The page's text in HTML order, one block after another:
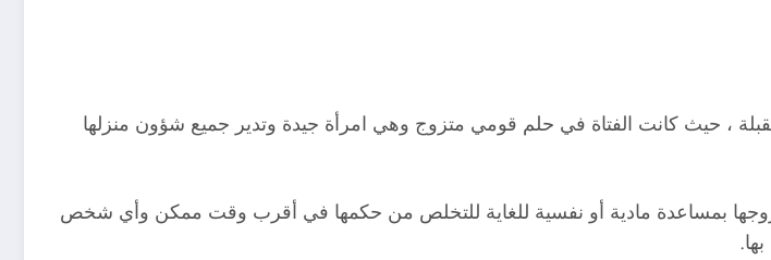
، حيث كانت الفتاة في حلم قومي متزوج وهي امرأة جيدة وتدير جميع شؤون منزلها
بمساعدة مادية أو نفسية للغاية للتخلص من حكمها في أقرب وقت ممكن وأي شخص